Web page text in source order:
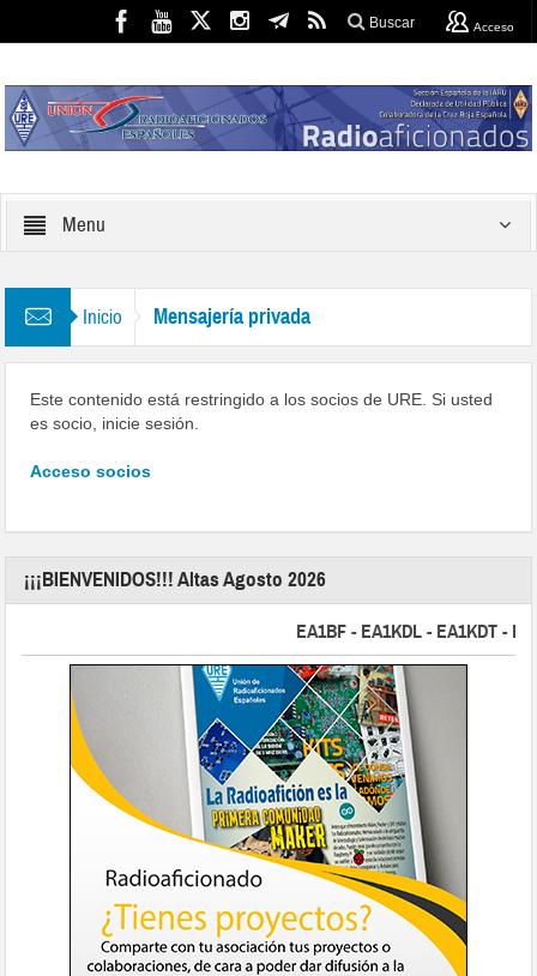
Buscar Acceso
Menu
Inicio Mensajería privada
Este contenido está restringido a los socios de URE. Si usted
es socio, inicie sesión.
Acceso socios
¡¡¡BIENVENIDOS!!! Altas Agosto 2026
EA1BF - EA1KDL - EA1KDT -